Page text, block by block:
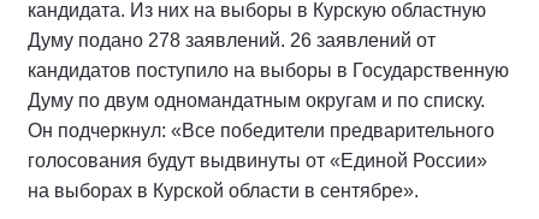
кандидата. Из них на выборы в Курскую областную
Думу подано 278 заявлений. 26 заявлений от
кандидатов поступило на выборы в Государственную
Думу по двум одномандатным округам и по списку.
Он подчеркнул: «Все победители предварительного
голосования будут выдвинуты от «Единой России»
на выборах в Курской области в сентябре».